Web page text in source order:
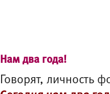
Нам два года!
Говорят, личность